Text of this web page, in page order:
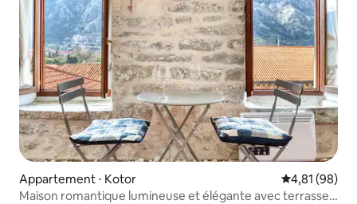
Appartement ⋅ Kotor Évaluation
4,81 (98)
Maison romantique lumineuse et élégante avec terrasse